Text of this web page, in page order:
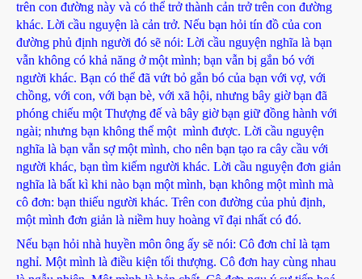
trên con đường này và có thể trở thành cản trở trên con đường
khác. Lời cầu nguyện là cản trở. Nếu bạn hỏi tín đồ của con
đường phủ định người đó sẽ nói: Lời cầu nguyện nghĩa là bạn
vẫn không có khả năng ở một mình; bạn vẫn bị gắn bó với
người khác. Bạn có thể đã vứt bỏ gắn bó của bạn với vợ, với
chồng, với con, với bạn bè, với xã hội, nhưng bây giờ bạn đã
phóng chiếu một Thượng đế và bây giờ bạn giữ đồng hành với
ngài; nhưng bạn không thể một mình được. Lời cầu nguyện
nghĩa là bạn vẫn sợ một mình, cho nên bạn tạo ra cây cầu với
người khác, bạn tìm kiếm người khác. Lời cầu nguyện đơn giản
nghĩa là bất kì khi nào bạn một mình, bạn không một mình mà
cô đơn: bạn thiếu người khác. Trên con đường của phủ định,
một mình đơn giản là niềm huy hoàng vĩ đại nhất có đó.
Nếu bạn hỏi nhà huyền môn ông ấy sẽ nói: Cô đơn chỉ là tạm
nghỉ. Một mình là điều kiện tối thượng. Cô đơn hay cùng nhau